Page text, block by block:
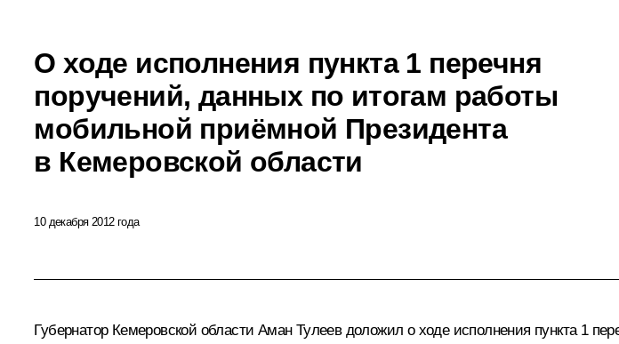
О ходе исполнения пункта 1 перечня
поручений, данных по итогам работы
мобильной приёмной Президента
в Кемеровской области
10 декабря 2012 года
Губернатор Кемеровской области Аман Тулеев доложил о ходе исполнения пункта 1